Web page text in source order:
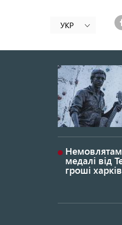
УКР
медалі від
гроші